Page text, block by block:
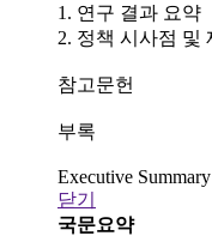
1. 연구 결과 요약
2. 정책 시사점 및
참고문헌
부록
Executive Summary
닫기
국문요약